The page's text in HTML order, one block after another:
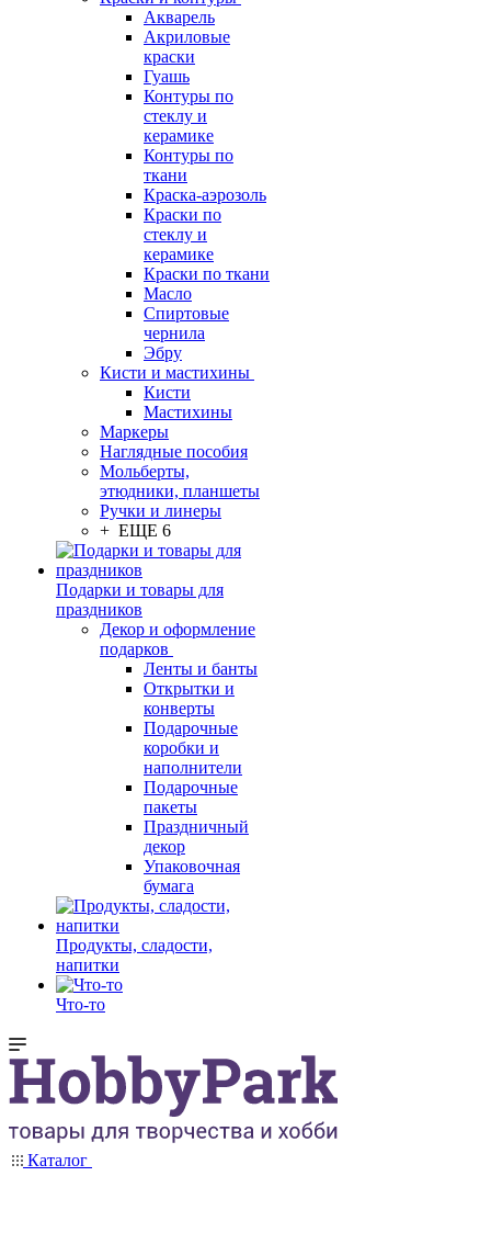
Акварель
Акриловые
краски
Гуашь
Контуры по
стеклу и
керамике
Контуры по
ткани
Краска-аэрозоль
Краски по
стеклу и
керамике
Краски по ткани
Масло
Спиртовые
чернила
Эбру
Кисти и мастихины
Кисти
Мастихины
Маркеры
Наглядные пособия
Мольберты,
этюдники, планшеты
Ручки и линеры
+ ЕЩЕ 6
Подарки и товары для
праздников
Декор и оформление
подарков
Ленты и банты
Открытки и
конверты
Подарочные
коробки и
наполнители
Подарочные
пакеты
Праздничный
декор
Упаковочная
бумага
Продукты, сладости,
напитки
Что-то
Каталог